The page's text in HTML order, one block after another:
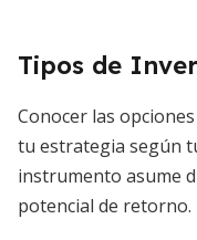
Tipos de
Conocer las
tu estrategia según
instrumento asume
potencial de retorno.